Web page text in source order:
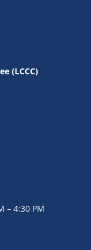
(LCCC)
– 4:30 PM